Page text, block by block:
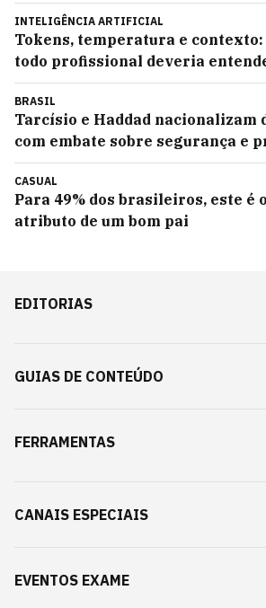
INTELIGÊNCIA ARTIFICIAL
Tokens, temperatura e contexto:
todo profissional deveria
BRASIL
Tarcísio e Haddad nacionalizam
com embate sobre segurança e
CASUAL
Para 49% dos brasileiros, este é
atributo de um bom pai
EDITORIAS
GUIAS DE CONTEÚDO
FERRAMENTAS
CANAIS ESPECIAIS
EVENTOS EXAME